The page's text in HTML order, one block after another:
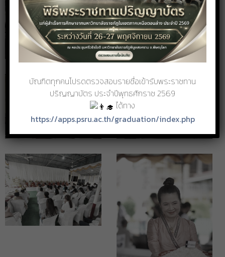
บัณฑิตทุกคนโปรดตรวจสอบรายชื่อเข้ารับพระราชทาน
ปริญญาบัตร ประจำปีพุทธศักราช 2569
ได้ทาง
https://apps.psru.ac.th/graduation/index.php